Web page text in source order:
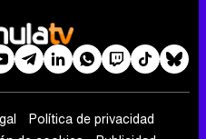
Política de privacidad